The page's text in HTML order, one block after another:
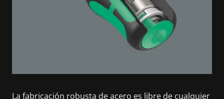
La fabricación robusta de acero es libre de cualquier